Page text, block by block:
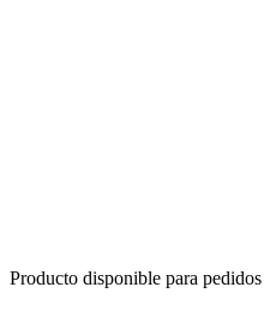
Producto disponible para pedidos